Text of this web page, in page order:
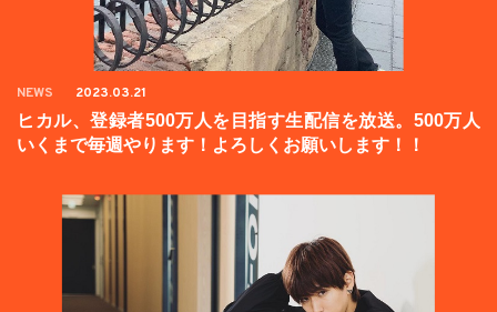
NEWS 2023.03.21
ヒカル、登録者500万人を目指す生配信を放送。500万人
いくまで毎週やります！よろしくお願いします！！